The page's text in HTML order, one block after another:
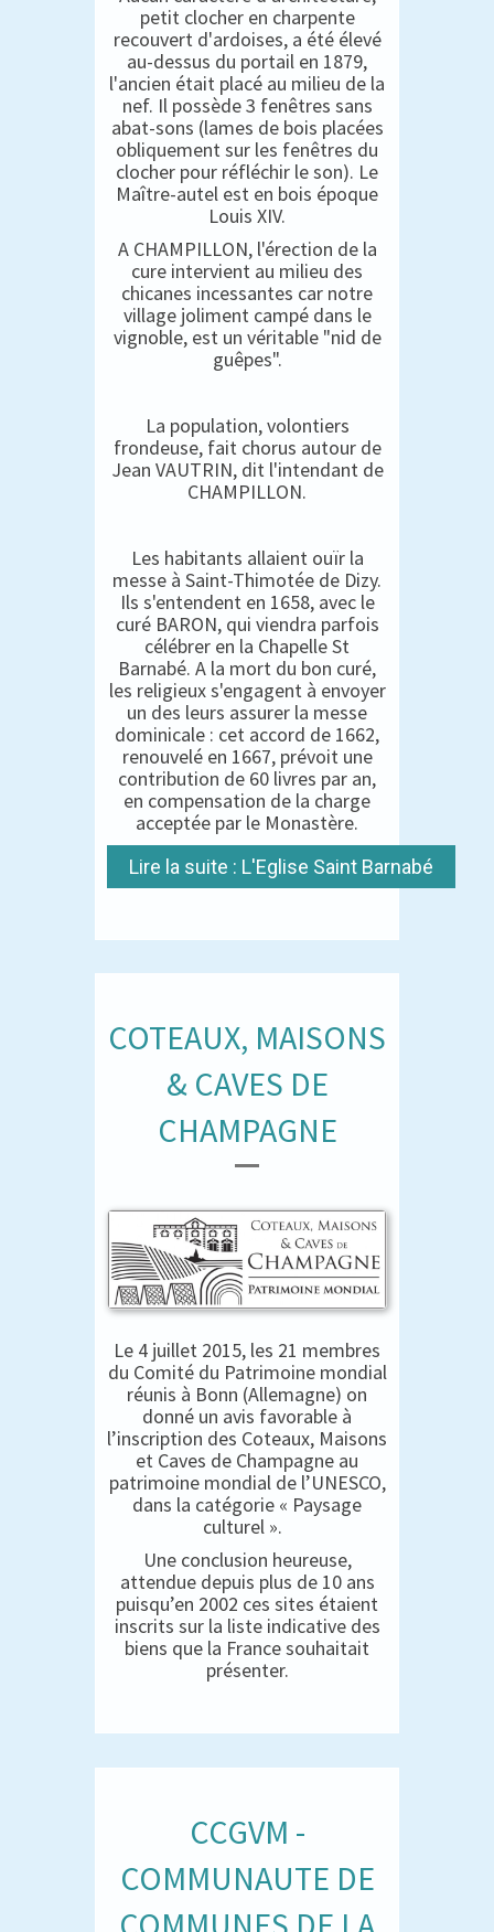
petit clocher en charpente
recouvert d'ardoises, a été élevé
au-dessus du portail en 1879,
l'ancien était placé au milieu de la
nef. Il possède 3 fenêtres sans
abat-sons (lames de bois placées
obliquement sur les fenêtres du
clocher pour réfléchir le son). Le
Maître-autel est en bois époque
Louis XIV.
A CHAMPILLON, l'érection de la
cure intervient au milieu des
chicanes incessantes car notre
village joliment campé dans le
vignoble, est un véritable "nid de
guêpes".
La population, volontiers
frondeuse, fait chorus autour de
Jean VAUTRIN, dit l'intendant de
CHAMPILLON.
Les habitants allaient ouïr la
messe à Saint-Thimotée de Dizy.
Ils s'entendent en 1658, avec le
curé BARON, qui viendra parfois
célébrer en la Chapelle St
Barnabé. A la mort du bon curé,
les religieux s'engagent à envoyer
un des leurs assurer la messe
dominicale : cet accord de 1662,
renouvelé en 1667, prévoit une
contribution de 60 livres par an,
en compensation de la charge
acceptée par le Monastère.
Lire la suite : L'Eglise Saint Barnabé
COTEAUX, MAISONS
& CAVES DE
CHAMPAGNE
Le 4 juillet 2015, les 21 membres
du Comité du Patrimoine mondial
réunis à Bonn (Allemagne) on
donné un avis favorable à
l’inscription des Coteaux, Maisons
et Caves de Champagne au
patrimoine mondial de l’UNESCO,
dans la catégorie « Paysage
culturel ».
Une conclusion heureuse,
attendue depuis plus de 10 ans
puisqu’en 2002 ces sites étaient
inscrits sur la liste indicative des
biens que la France souhaitait
présenter.
CCGVM -
COMMUNAUTE DE